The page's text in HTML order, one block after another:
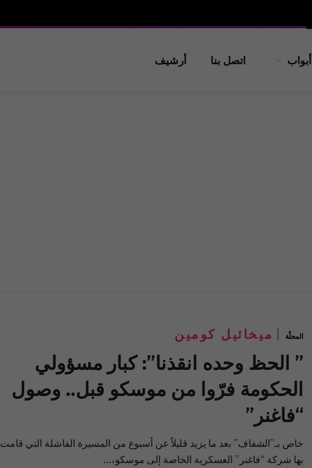
أبواب اتصل بنا أرشيف
المجلّة ميخائيل كومين
” الحظ وحده انقذنا”: كبار مسؤولي
الحكومة فرّوا من موسكو قبل.. وصول
“فاغنر”
خاص بـ”الشفاف” بعد ما يزيد قليلاً عن أسبوع من المسيرة الفاشلة التي قامت
بها شركة “فاغنر” العسكرية الخاصة إلى موسكو،…